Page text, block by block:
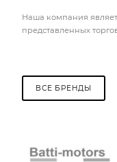
Наша компания
представленных
ВСЕ БРЕНДЫ